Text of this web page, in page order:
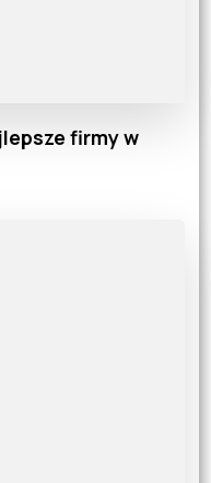
firmy w